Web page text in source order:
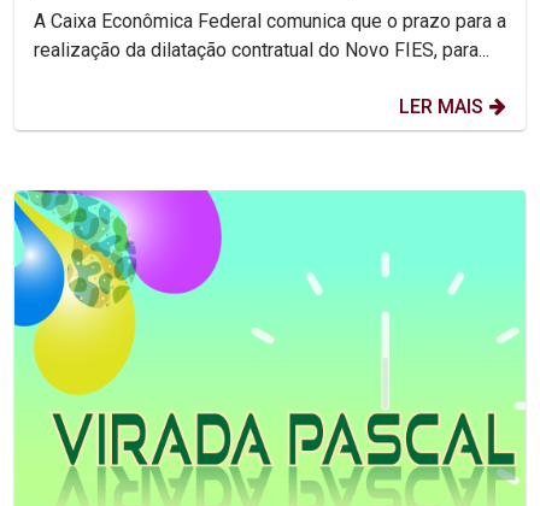
A Caixa Econômica Federal comunica que o prazo para a
realização da dilatação contratual do Novo FIES, para...
LER MAIS